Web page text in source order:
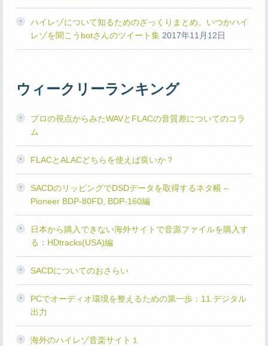
ハイレゾについて知るためのざっくりまとめ。いつかハイ
レゾを聞こうbotさんのツイート集 2017年11月12日
ウィークリーランキング
プロの視点からみたWAVとFLACの音質差についてのコラ
ム
FLACとALACどちらを使えば良いか？
SACDのリッピングでDSDデータを取得するネタ帳 –
Pioneer BDP-80FD, BDP-160編
日本から購入できない海外サイトで音源ファイルを購入す
る：HDtracks(USA)編
SACDについてのおさらい
PCでオーディオ環境を整えるための第一歩：11.デジタル
出力
海外のハイレゾ音楽サイト１